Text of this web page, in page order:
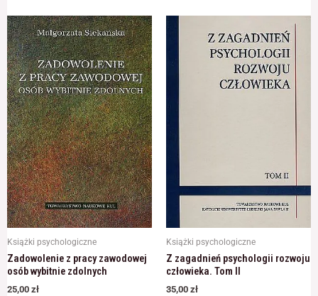
Książki psychologiczne
Zadowolenie z pracy zawodowej
osób wybitnie zdolnych
25,00 zł
Książki psychologiczne
Z zagadnień psychologii rozwoju
człowieka. Tom II
35,00 zł